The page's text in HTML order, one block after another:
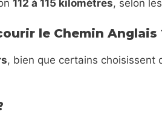
112 à 115 kilomètres, selon
le Chemin Anglais
, bien que certains choisissent